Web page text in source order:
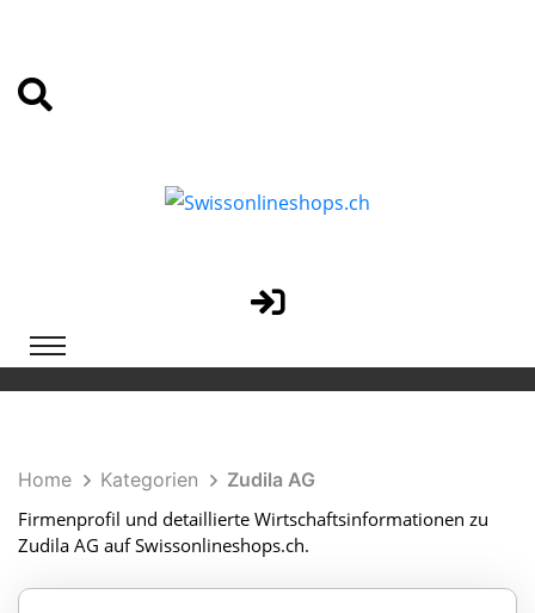
Home Kategorien
Zudila AG
Firmenprofil und detaillierte Wirtschaftsinformationen zu
Zudila AG auf Swissonlineshops.ch.